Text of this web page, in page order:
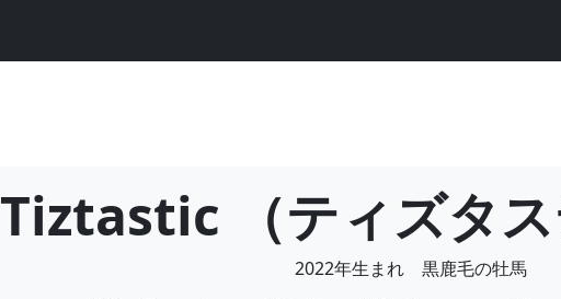
Tiztastic （ティズタス
2022年生まれ 黒鹿毛の牡馬